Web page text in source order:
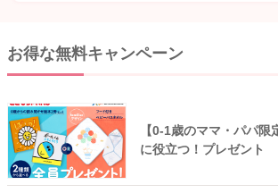
お得な無料キャンペーン
【0-1歳のママ・パパ
に役立つ！プレゼント